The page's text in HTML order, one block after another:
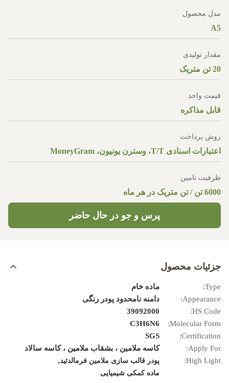
مدل محصول
A5
مقدار تولیدی
20 تن متریک
قیمت واحد
قابل مذاکره
روش پرداخت
اعتبارات اسنادی T/T، وسترن یونیون، MoneyGram
ظرفیت تامین
6000 تن / تن متریک در هر ماه
پرس و جو در حال حاضر
جزئیات محصول
Type:
ماده خام
Appearance:
دامنه نامحدود پودر رنگی
HS Code:
39092000
Molecular Form:
C3H6N6
Certification:
SGS
Apply For:
کاسه ملامین ، بشقاب ملامین ، کاسه سالاد
High Light:
پودر قالب سازی ملامین فرمالدئید,
ماده کمکی شیمیایی